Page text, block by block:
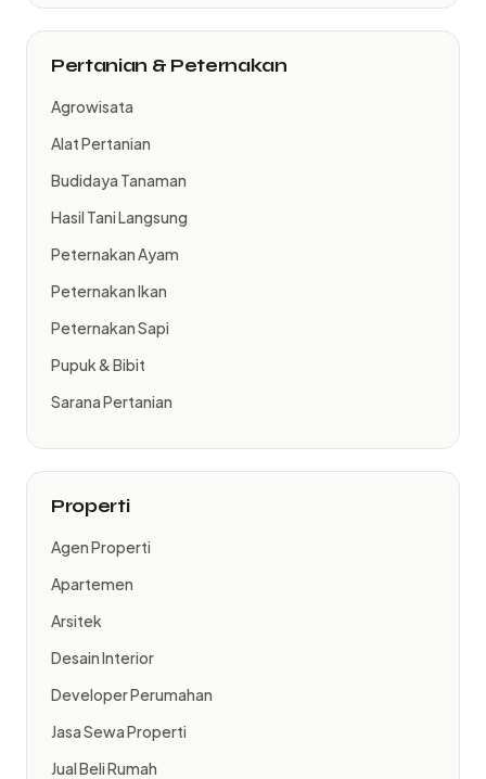
Pertanian & Peternakan
Agrowisata
Alat Pertanian
Budidaya Tanaman
Hasil Tani Langsung
Peternakan Ayam
Peternakan Ikan
Peternakan Sapi
Pupuk & Bibit
Sarana Pertanian
Properti
Agen Properti
Apartemen
Arsitek
Desain Interior
Developer Perumahan
Jasa Sewa Properti
Jual Beli Rumah